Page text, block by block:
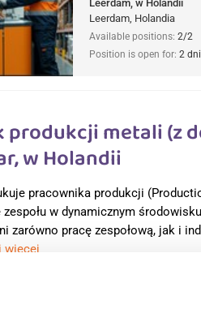
Leerdam, w Holandii
Leerdam, Holandia
Available positions: 2/2
Position is open for: 2 dni
produkcji metali (z
w Holandii
pracownika produkcji
w dynamicznym
zarówno pracę zespołową, jak i
więcej